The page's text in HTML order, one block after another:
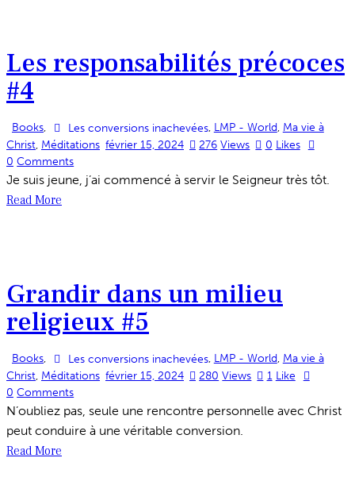
Les responsabilités précoces
#4
Books, Les conversions inachevées, LMP - World, Ma vie à
Christ, Méditations février 15, 2024 276 Views 0 Likes
0 Comments
Je suis jeune, j’ai commencé à servir le Seigneur très tôt.
Read More
Grandir dans un milieu
religieux #5
Books, Les conversions inachevées, LMP - World, Ma vie à
Christ, Méditations février 15, 2024 280 Views 1 Like
0 Comments
N’oubliez pas, seule une rencontre personnelle avec Christ
peut conduire à une véritable conversion.
Read More